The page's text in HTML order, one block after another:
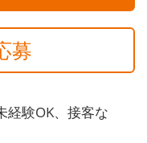
募
経験OK、接客な